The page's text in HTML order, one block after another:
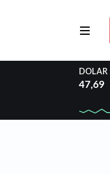
DOLAR
47,69